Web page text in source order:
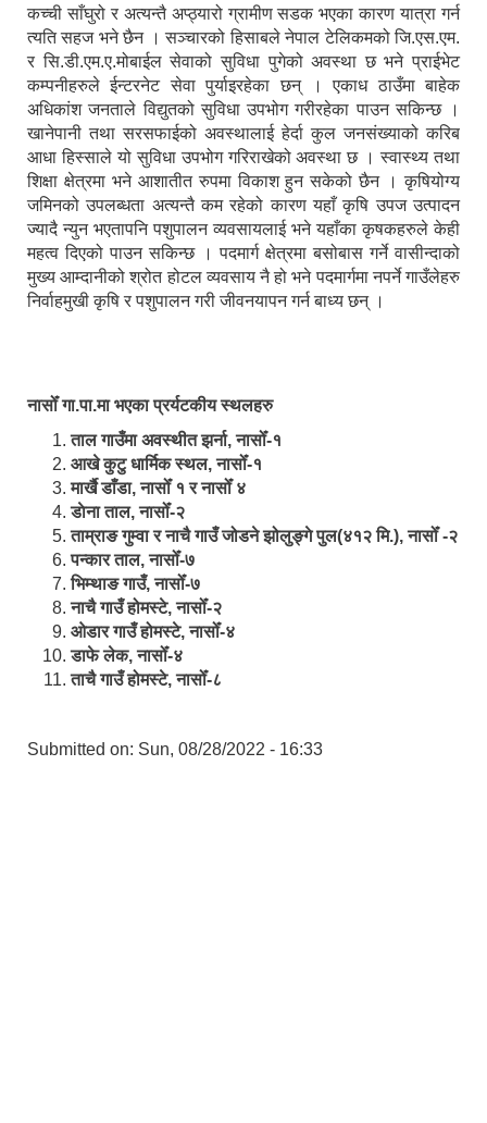
कच्ची साँघुरो र अत्यन्तै अप्ठ्यारो ग्रामीण सडक भएका कारण यात्रा गर्न
त्यति सहज भने छैन । सञ्चारको हिसाबले नेपाल टेलिकमको जि.एस.एम.
र सि.डी.एम.ए.मोबाईल सेवाको सुविधा पुगेको अवस्था छ भने प्राईभेट
कम्पनीहरुले ईन्टरनेट सेवा पुर्याइरहेका छन् । एकाध ठाउँमा बाहेक
अधिकांश जनताले विद्युतको सुविधा उपभोग गरीरहेका पाउन सकिन्छ ।
खानेपानी तथा सरसफाईको अवस्थालाई हेर्दा कुल जनसंख्याको करिब
आधा हिस्साले यो सुविधा उपभोग गरिराखेको अवस्था छ । स्वास्थ्य तथा
शिक्षा क्षेत्रमा भने आशातीत रुपमा विकाश हुन सकेको छैन । कृषियोग्य
जमिनको उपलब्धता अत्यन्तै कम रहेको कारण यहाँ कृषि उपज उत्पादन
ज्यादै न्युन भएतापनि पशुपालन व्यवसायलाई भने यहाँका कृषकहरुले केही
महत्व दिएको पाउन सकिन्छ । पदमार्ग क्षेत्रमा बसोबास गर्ने वासीन्दाको
मुख्य आम्दानीको श्रोत होटल व्यवसाय नै हो भने पदमार्गमा नपर्ने गाउँलेहरु
निर्वाहमुखी कृषि र पशुपालन गरी जीवनयापन गर्न बाध्य छन् ।
नासोँ गा.पा.मा भएका प्रर्यटकीय स्थलहरु
ताल गाउँमा अवस्थीत झर्ना, नासोँ-१
आखे कुटु धार्मिक स्थल, नासोँ-१
मार्खै डाँडा, नासोँ १ र नासोँ ४
डाेना ताल, नासोँ-२
ताम्राङ गुम्वा र नाचै गाउँ जोडने झोलुङ्गे पुल(४१२ मि.), नासोँ -२
पन्कार ताल, नासोँ-७
भिम्थाङ गाउँ, नासोँ-७
नाचै गाउँ होमस्टे, नासोँ-२
ओ‍‍‌डार गाउँ होमस्टे, नासोँ-४
डाफे लेक, नासोँ-४
ताचै गाउँ होमस्टे, नासोँ-८
Submitted on: Sun, 08/28/2022 - 16:33